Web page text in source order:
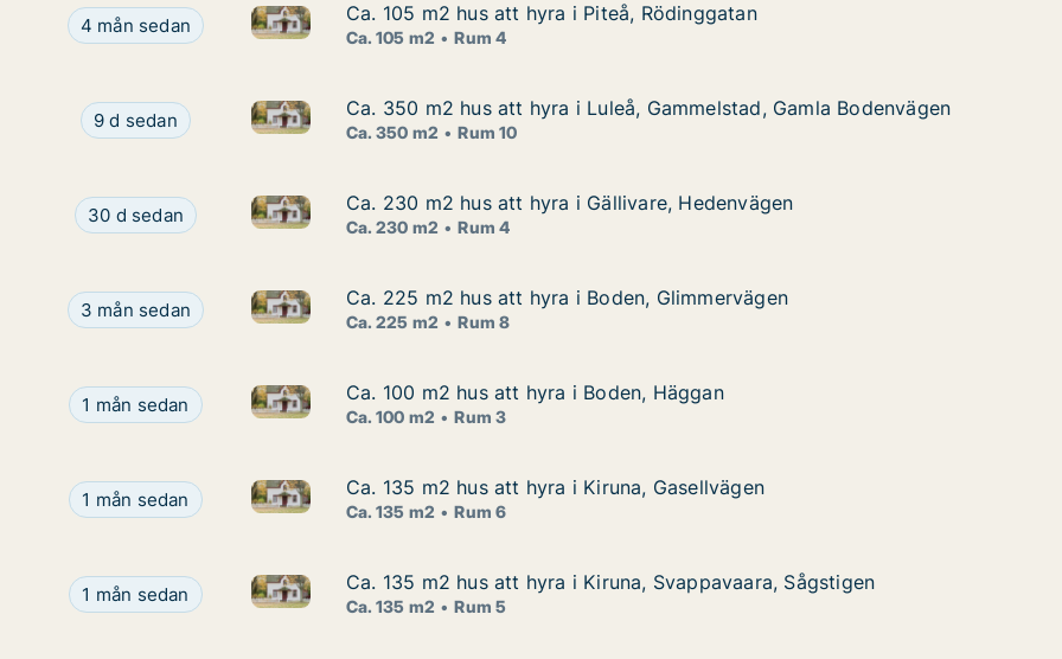
Ca. 105 m2 hus att hyra i Piteå, Rödinggatan
4 mån sedan Ca. 105 m2 hus att hyra i Piteå, Rödinggatan
Ca. 105 m2 hus att hyra i Piteå, Rödinggatan
Ca. 105 m2 hus att hyra i Piteå, Rödinggatan
Ca. 105 m2 Rum 4
Ca. 350 m2 hus att hyra i Luleå, Gammelstad, Gamla Bodenvägen
9 d sedan Ca. 350 m2 hus att hyra i Luleå, Gammelstad, Gamla Bodenvägen
Ca. 350 m2 hus att hyra i Luleå, Gammelstad, Gamla Bodenvägen
Ca. 350 m2 hus att hyra i Luleå, Gammelstad, Gamla Bodenvägen
Ca. 350 m2 Rum 10
Ca. 230 m2 hus att hyra i Gällivare, Hedenvägen
30 d sedan Ca. 230 m2 hus att hyra i Gällivare, Hedenvägen
Ca. 230 m2 hus att hyra i Gällivare, Hedenvägen
Ca. 230 m2 hus att hyra i Gällivare, Hedenvägen
Ca. 230 m2 Rum 4
Ca. 225 m2 hus att hyra i Boden, Glimmervägen
3 mån sedan Ca. 225 m2 hus att hyra i Boden, Glimmervägen
Ca. 225 m2 hus att hyra i Boden, Glimmervägen
Ca. 225 m2 hus att hyra i Boden, Glimmervägen
Ca. 225 m2 Rum 8
Ca. 100 m2 hus att hyra i Boden, Häggan
1 mån sedan Ca. 100 m2 hus att hyra i Boden, Häggan
Ca. 100 m2 hus att hyra i Boden, Häggan
Ca. 100 m2 hus att hyra i Boden, Häggan
Ca. 100 m2 Rum 3
Ca. 135 m2 hus att hyra i Kiruna, Gasellvägen
1 mån sedan Ca. 135 m2 hus att hyra i Kiruna, Gasellvägen
Ca. 135 m2 hus att hyra i Kiruna, Gasellvägen
Ca. 135 m2 hus att hyra i Kiruna, Gasellvägen
Ca. 135 m2 Rum 6
Ca. 135 m2 hus att hyra i Kiruna, Svappavaara, Sågstigen
1 mån sedan Ca. 135 m2 hus att hyra i Kiruna, Svappavaara, Sågstigen
Ca. 135 m2 hus att hyra i Kiruna, Svappavaara, Sågstigen
Ca. 135 m2 hus att hyra i Kiruna, Svappavaara, Sågstigen
Ca. 135 m2 Rum 5